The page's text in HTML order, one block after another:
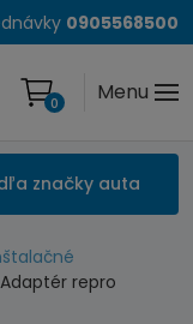
0905568500
Menu
0
značky auta
repro